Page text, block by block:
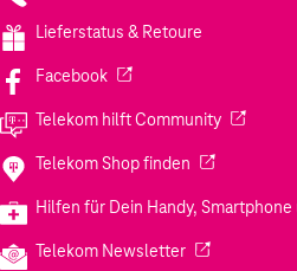
Lieferstatus & Retoure
Facebook(Wird in einem neuen Tab
Telekom hilft Community(Wird in
Telekom Shop finden (Wird in
Hilfen für Dein Handy, Smartphone
Telekom Newsletter(Wird in einem